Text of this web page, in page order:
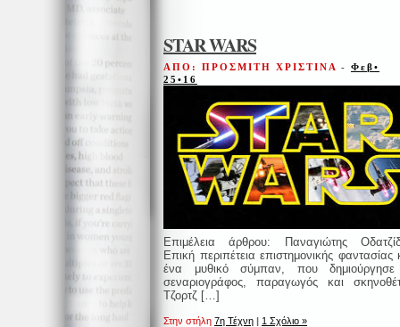
STAR WARS
ΑΠΟ: ΠΡΟΣΜΙΤΗ ΧΡΙΣΤΙΝΑ - Φεβ•
25•16
Επιμέλεια άρθρου: Παναγιώτης
Επική περιπέτεια επιστημονικής φαντασίας
ένα μυθικό σύμπαν, που
σεναριογράφος, παραγωγός και
Τζορτζ […]
Στην στήλη 7η Τέχνη | 1 Σχόλιο »